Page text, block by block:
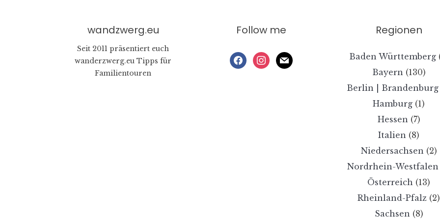
wandzwerg.eu
Seit 2011 präsentiert euch
wanderzwerg.eu Tipps für
Familientouren
Follow me
facebookinstagram
mail
Regionen
Baden Württemberg
Bayern (130)
Berlin | Brandenburg
Hamburg (1)
Hessen (7)
Italien (8)
Niedersachsen (2)
Nordrhein-Westfalen
Österreich (13)
Rheinland-Pfalz (2)
Sachsen (8)